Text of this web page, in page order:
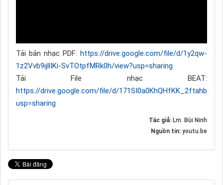
Tải bản nhạc PDF: https://drive.google.com/file/d/1y2qw-
1z2Vvb9ijllIKi-SvTOtpfMRk0h/view?usp=sharing
Tải File nhạc BEAT:
https://drive.google.com/file/d/
usp=sharing
Tác giả: Lm. Bùi Ninh
Nguồn tin: youtu.be